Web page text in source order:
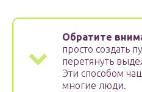
Обратите
просто создать
перетянуть
Эти способом
многие люди.